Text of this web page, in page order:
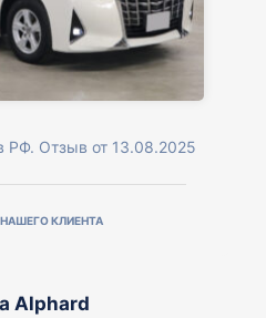
РФ. Отзыв от 13.08.2025
КЛИЕНТА
Alphard